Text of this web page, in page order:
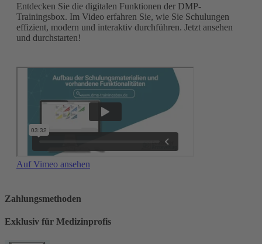
Entdecken Sie die digitalen Funktionen der DMP-
Trainingsbox. Im Video erfahren Sie, wie Sie Schulungen
effizient, modern und interaktiv durchführen. Jetzt ansehen
und durchstarten!
Auf Vimeo ansehen
Zahlungsmethoden
Exklusiv für Medizinprofis